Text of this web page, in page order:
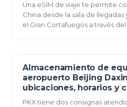
Una eSIM de viaje te permite
China desde la sala de llegadas
el Gran Cortafuegos a través
10 de junio de 2026
Almacenamiento de
aeropuerto Beijing
ubicaciones, horarios y
tránsito
PKX tiene dos consignas